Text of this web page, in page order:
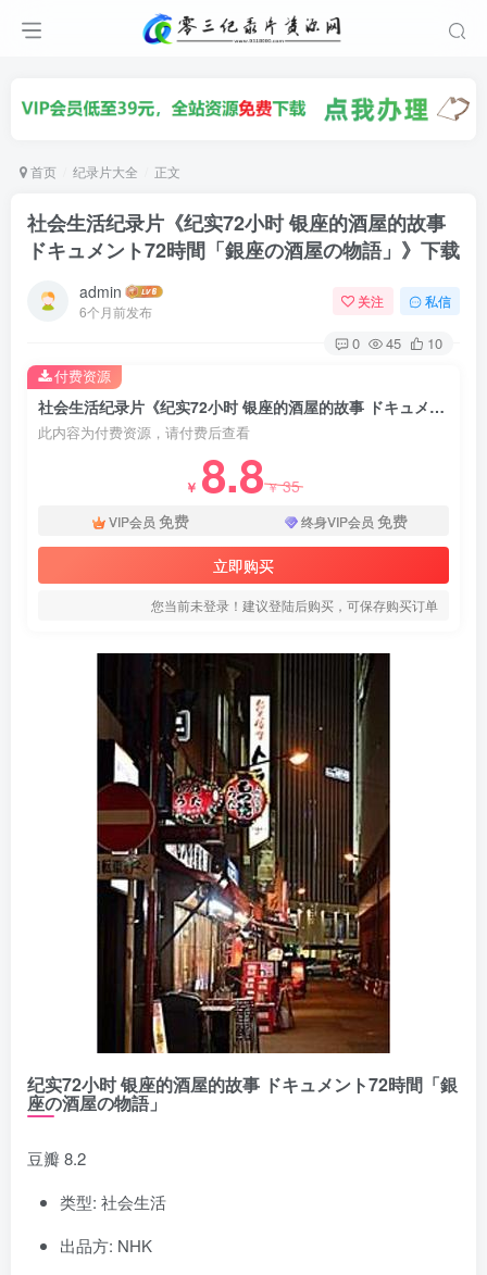
首页 纪录片大全 正文
社会生活纪录片《纪实72小时 银座的酒屋的故事
ドキュメント72時間「銀座の酒屋の物語」》下载
admin
6个月前发布
关注 私信
0 45 10
社会生活纪录片《纪实72小时 银座的酒屋的故事 ドキュメント72時間「銀座の酒屋の物語」》下载
此内容为付费资源，请付费后查看
￥ 8.8￥35
VIP会员 免费 终身VIP会员 免费
立即购买
您当前未登录！建议登陆后购买，可保存购买订单
付费资源
纪实72小时 银座的酒屋的故事 ドキュメント72時間「銀
座の酒屋の物語」
豆瓣 8.2
类型: 社会生活
出品方: NHK